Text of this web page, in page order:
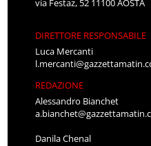
via Festaz, 52 11100 AOSTA
DIRETTORE RESPONSABILE
Luca Mercanti
REDAZIONE
Alessandro Bianchet
Danila Chenal